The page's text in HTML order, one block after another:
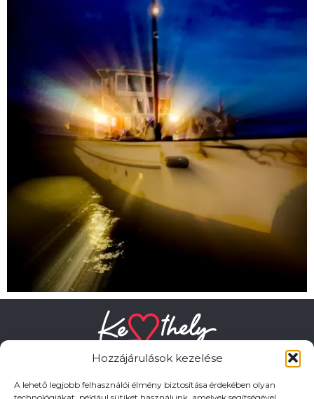
Hozzájárulások kezelése
A lehető legjobb felhasználói élmény biztosítása érdekében olyan